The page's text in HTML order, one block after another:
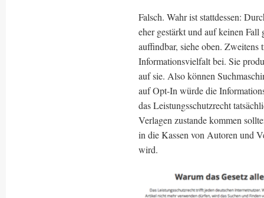
Falsch. Wahr ist stattdessen:
eher gestärkt und auf keinen
auffindbar, siehe oben. Zweitens
Informationsvielfalt bei. Sie
auf sie. Also können
auf Opt-In würde die
das Leistungsschutzrecht
Verlagen zustande kommen
in die Kassen von Autoren und
wird.